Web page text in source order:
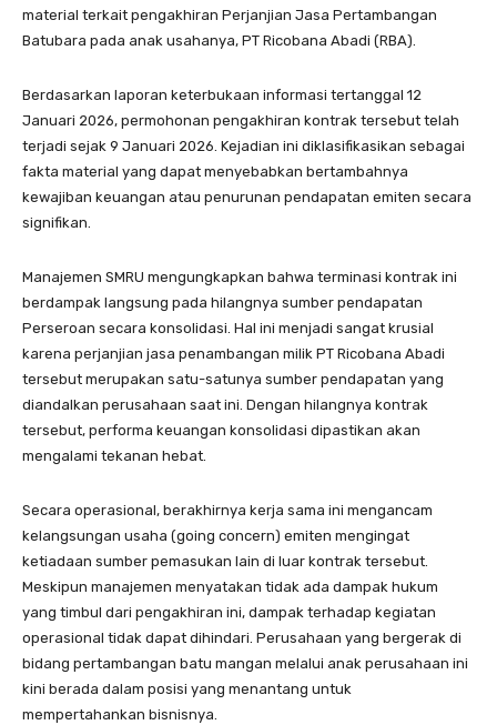
material terkait pengakhiran Perjanjian Jasa Pertambangan
Batubara pada anak usahanya, PT Ricobana Abadi (RBA).
Berdasarkan laporan keterbukaan informasi tertanggal 12
Januari 2026, permohonan pengakhiran kontrak tersebut telah
terjadi sejak 9 Januari 2026. Kejadian ini diklasifikasikan sebagai
fakta material yang dapat menyebabkan bertambahnya
kewajiban keuangan atau penurunan pendapatan emiten secara
signifikan.
Manajemen SMRU mengungkapkan bahwa terminasi kontrak ini
berdampak langsung pada hilangnya sumber pendapatan
Perseroan secara konsolidasi. Hal ini menjadi sangat krusial
karena perjanjian jasa penambangan milik PT Ricobana Abadi
tersebut merupakan satu-satunya sumber pendapatan yang
diandalkan perusahaan saat ini. Dengan hilangnya kontrak
tersebut, performa keuangan konsolidasi dipastikan akan
mengalami tekanan hebat.
Secara operasional, berakhirnya kerja sama ini mengancam
kelangsungan usaha (going concern) emiten mengingat
ketiadaan sumber pemasukan lain di luar kontrak tersebut.
Meskipun manajemen menyatakan tidak ada dampak hukum
yang timbul dari pengakhiran ini, dampak terhadap kegiatan
operasional tidak dapat dihindari. Perusahaan yang bergerak di
bidang pertambangan batu mangan melalui anak perusahaan ini
kini berada dalam posisi yang menantang untuk
mempertahankan bisnisnya.